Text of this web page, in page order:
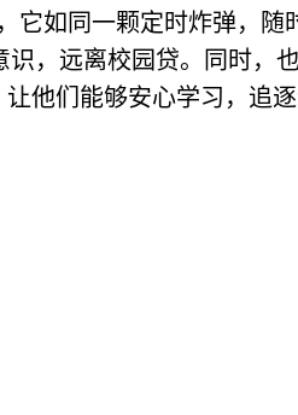
它如同一颗定时炸弹，
识，远离校园贷。同时
他们能够安心学习，追逐